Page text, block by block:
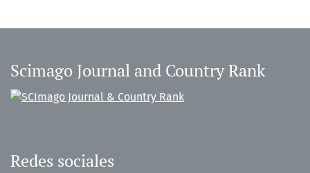
Scimago Journal and Country Rank
Redes sociales